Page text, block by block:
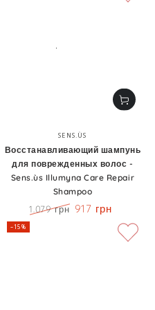
Бренд:
SENS.ÙS
Восстанавливающий шампунь
для поврежденных волос -
Sens.ùs Illumyna Care Repair
Shampoo
Цена
1.079 грн 917 грн
–15%